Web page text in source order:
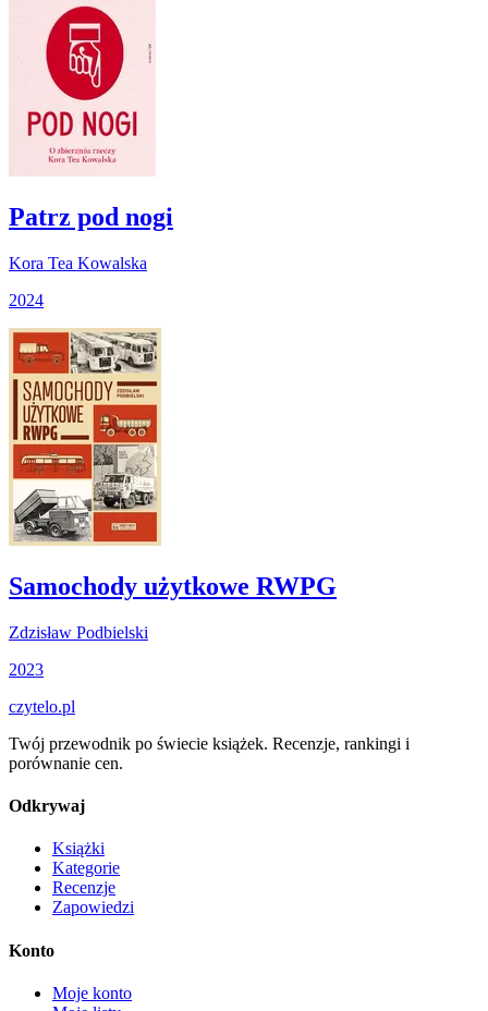
Patrz pod nogi
Kora Tea Kowalska
2024
Samochody użytkowe RWPG
Zdzisław Podbielski
2023
czytelo.pl
Twój przewodnik po świecie książek. Recenzje, rankingi i
porównanie cen.
Odkrywaj
Książki
Kategorie
Recenzje
Zapowiedzi
Konto
Moje konto